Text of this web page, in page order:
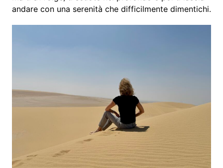
andare con una serenità che difficilmente dimentichi.